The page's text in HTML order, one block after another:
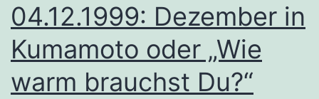
04.12.1999: Dezember in
Kumamoto oder „Wie
warm brauchst Du?“